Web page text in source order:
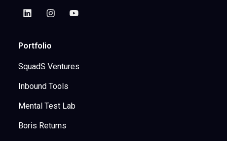
Portfolio
SquadS Ventures
Inbound Tools
Mental Test Lab
Boris Returns